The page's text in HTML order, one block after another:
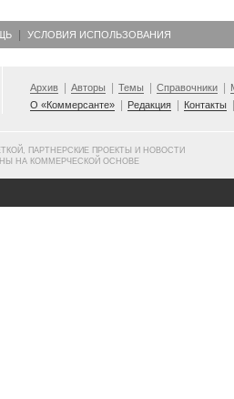
УСЛОВИЯ ИСПОЛЬЗОВАНИЯ
Архив Авторы Темы Справочники
О «Коммерсанте»
Редакция Контакты
ПАРТНЕРСКИЕ ПРОЕКТЫ И НОВОСТИ
НА КОММЕРЧЕСКОЙ ОСНОВЕ